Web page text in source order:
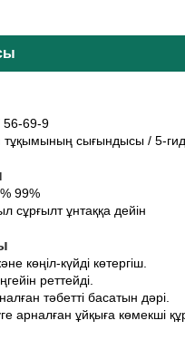
56-69-9
сығындысы / 5-
99%
сұрғылт ұнтаққа дейін
көңіл-күйді көтергіш.
реттейді.
тәбетті басатын дәрі.
арналған ұйқыға көмекші